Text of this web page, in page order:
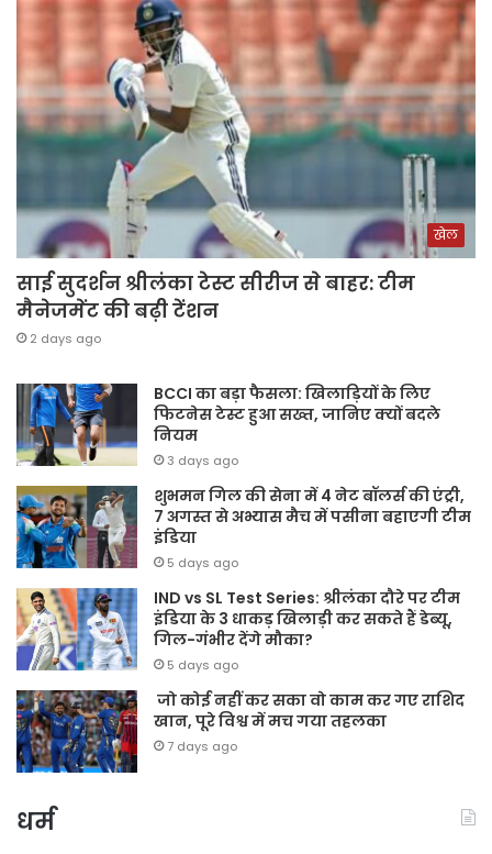
खेल
साई सुदर्शन श्रीलंका टेस्ट सीरीज से बाहर: टीम
मैनेजमेंट की बढ़ी टेंशन
2 days ago
BCCI का बड़ा फैसला: खिलाड़ियों के लिए
फिटनेस टेस्ट हुआ सख्त, जानिए क्यों बदले
नियम
3 days ago
शुभमन गिल की सेना में 4 नेट बॉलर्स की एंट्री,
7 अगस्त से अभ्यास मैच में पसीना बहाएगी टीम
इंडिया
5 days ago
IND vs SL Test Series: श्रीलंका दौरे पर टीम
इंडिया के 3 धाकड़ खिलाड़ी कर सकते हैं डेब्यू,
गिल-गंभीर देंगे मौका?
5 days ago
जो कोई नहीं कर सका वो काम कर गए राशिद
खान, पूरे विश्व में मच गया तहलका
7 days ago
धर्म